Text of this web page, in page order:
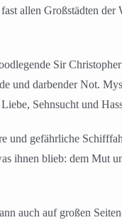
allen Großstädten
Sir
und darbender Not.
Sehnsucht und
und gefährliche
ihnen blieb: dem Mut
auch auf großen